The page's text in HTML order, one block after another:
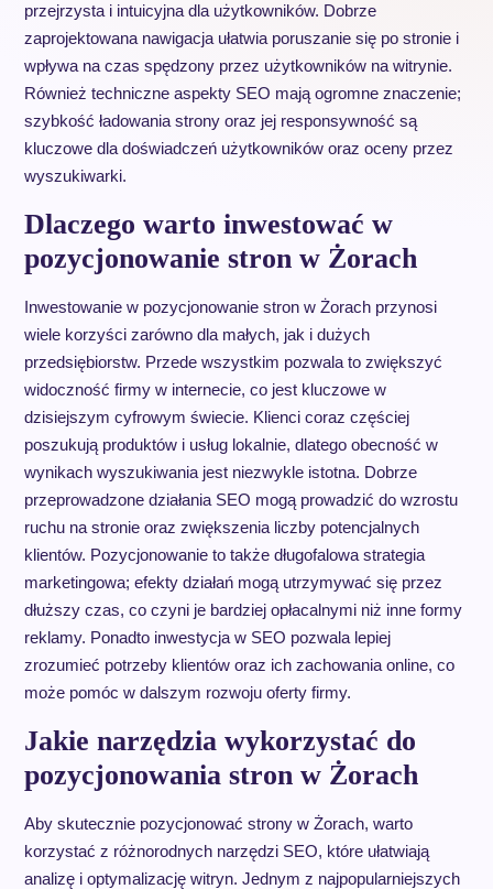
przejrzysta i intuicyjna dla użytkowników. Dobrze
zaprojektowana nawigacja ułatwia poruszanie się po stronie i
wpływa na czas spędzony przez użytkowników na witrynie.
Również techniczne aspekty SEO mają ogromne znaczenie;
szybkość ładowania strony oraz jej responsywność są
kluczowe dla doświadczeń użytkowników oraz oceny przez
wyszukiwarki.
Dlaczego warto inwestować w
pozycjonowanie stron w Żorach
Inwestowanie w pozycjonowanie stron w Żorach przynosi
wiele korzyści zarówno dla małych, jak i dużych
przedsiębiorstw. Przede wszystkim pozwala to zwiększyć
widoczność firmy w internecie, co jest kluczowe w
dzisiejszym cyfrowym świecie. Klienci coraz częściej
poszukują produktów i usług lokalnie, dlatego obecność w
wynikach wyszukiwania jest niezwykle istotna. Dobrze
przeprowadzone działania SEO mogą prowadzić do wzrostu
ruchu na stronie oraz zwiększenia liczby potencjalnych
klientów. Pozycjonowanie to także długofalowa strategia
marketingowa; efekty działań mogą utrzymywać się przez
dłuższy czas, co czyni je bardziej opłacalnymi niż inne formy
reklamy. Ponadto inwestycja w SEO pozwala lepiej
zrozumieć potrzeby klientów oraz ich zachowania online, co
może pomóc w dalszym rozwoju oferty firmy.
Jakie narzędzia wykorzystać do
pozycjonowania stron w Żorach
Aby skutecznie pozycjonować strony w Żorach, warto
korzystać z różnorodnych narzędzi SEO, które ułatwiają
analizę i optymalizację witryn. Jednym z najpopularniejszych